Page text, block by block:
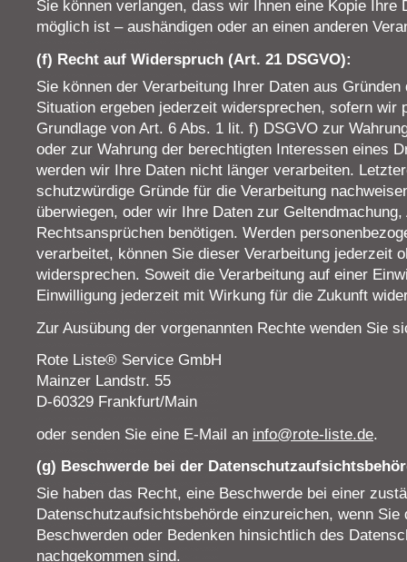
Sie können verlangen, dass wir Ihnen eine Kopie Ihre
möglich ist – aushändigen oder an einen anderen
(f) Recht auf Widerspruch (Art. 21 DSGVO):
Sie können der Verarbeitung Ihrer Daten aus
Situation ergeben jederzeit widersprechen, sofern wir
Grundlage von Art. 6 Abs. 1 lit. f) DSGVO zur
oder zur Wahrung der berechtigten Interessen eines
werden wir Ihre Daten nicht länger verarbeiten.
schutzwürdige Gründe für die Verarbeitung
überwiegen, oder wir Ihre Daten zur
Rechtsansprüchen benötigen. Werden
verarbeitet, können Sie dieser Verarbeitung jederzeit
widersprechen. Soweit die Verarbeitung auf einer
Einwilligung jederzeit mit Wirkung für die Zukunft
Zur Ausübung der vorgenannten Rechte wenden Sie
Rote Liste® Service GmbH
Mainzer Landstr. 55
D-60329 Frankfurt/Main
oder senden Sie eine E-Mail an info@rote-liste.de.
(g) Beschwerde bei der
Sie haben das Recht, eine Beschwerde bei einer
Datenschutzaufsichtsbehörde einzureichen, wenn
Beschwerden oder Bedenken hinsichtlich des
nachgekommen sind.